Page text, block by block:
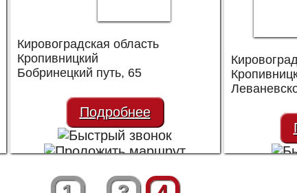
Кировоградская область
Кропивницкий
Бобринецкий путь, 65
Подробнее